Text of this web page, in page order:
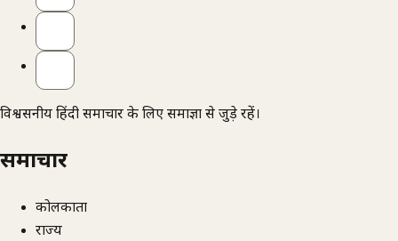
विश्वसनीय हिंदी समाचार के लिए समाज्ञा से जुड़े रहें।
समाचार
कोलकाता
राज्य